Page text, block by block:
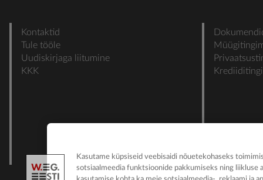
Kontaktid
Tule tööle
Uudiskirjaga liitumine
KKK
Kasutame küpsiseid veebisaidi nõuetekohaseks
sotsiaalmeedia funktsioonide pakkumiseks ning liikluse
kasutamise kohta ka meie sotsiaalmeedia-, reklaami ja